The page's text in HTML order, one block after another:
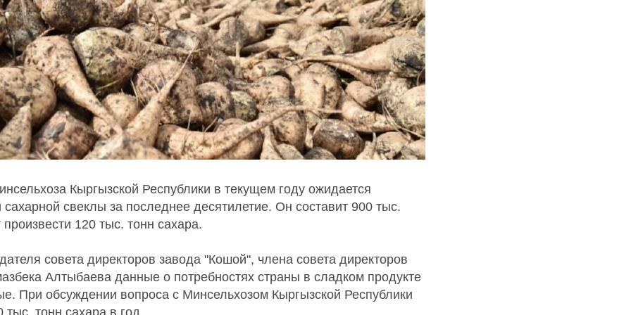
Кыргызской Республики в текущем году ожидается
свеклы за последнее десятилетие. Он составит 900 тыс.
произвести 120 тыс. тонн сахара.
совета директоров завода "Кошой", члена совета директоров
Алтыбаева данные о потребностях страны в сладком продукте
При обсуждении вопроса с Минсельхозом Кыргызской Республики